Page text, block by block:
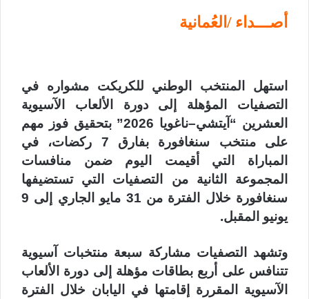
أصـــداء /العُمانية
استهل المنتخب الوطني للكريكت مشواره في
التصفيات المؤهلة إلى دورة الألعاب الآسيوية
العشرين “آيتشي–ناغويا 2026” بتحقيق فوز مهم
على منتخب سنغافورة بفارق 7 ركضات، في
المباراة التي أقيمت اليوم ضمن منافسات
المجموعة الثانية من التصفيات التي تستضيفها
سنغافورة خلال الفترة من 31 مايو الجاري إلى 9
يونيو المقبل.
وتشهد التصفيات مشاركة سبعة منتخبات آسيوية
تتنافس على أربع بطاقات مؤهلة إلى دورة الألعاب
الآسيوية المقررة إقامتها في اليابان خلال الفترة